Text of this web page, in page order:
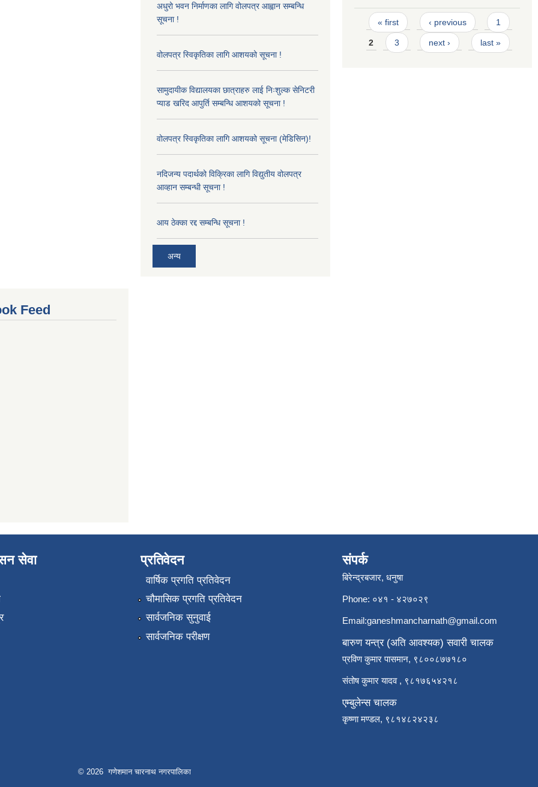
अधुरो भवन निर्माणका लागि वोलपत्र आह्वान सम्बन्धि
सूचना !
वोलपत्र स्विकृतिका लागि आशयको सूचना !
सामुदायीक विद्यालयका छात्राहरु लाई निःशुल्क सेनिटरी
प्याड खरिद आपुर्ति सम्बन्धि आशयको सूचना !
वोलपत्र स्विकृतिका लागि आशयको सूचना (मेडिसिन)!
नदिजन्य पदार्थको विक्रिका लागि विद्युतीय वोलपत्र
आव्हान सम्बन्धी सूचना !
आय ठेक्का रद्द सम्बन्धि सूचना !
अन्य
Pages
« first ‹ previous 1
2 3 next › last »
Feed
सेवा प्रतिवेदन
वार्षिक प्रगति प्रतिवेदन
चौमासिक प्रगति प्रतिवेदन
सार्वजनिक सुनुवाई
सार्वजनिक परीक्षण
संपर्क
बिरेन्द्रबजार, धनुषा
Phone: ०४१ - ४२७०२९
Email:ganeshmancharnath@gmail.com
बारुण यन्त्र (अति आवश्यक) सवारी चालक
प्रविण कुमार पासमान, ९८००८७७१८०
संतोष कुमार यादव , ९८१७६५४२१८
एम्बुलेन्स चालक
कृष्णा मण्डल, ९८१४८२४२३८
© 2026 गणेशमान चारनाथ नगरपालिका